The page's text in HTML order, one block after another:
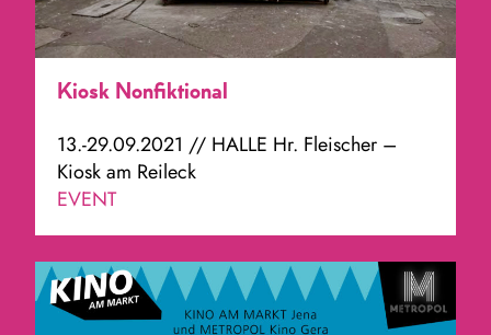
Kiosk Nonfiktional
13.-29.09.2021 // HALLE Hr. Fleischer –
Kiosk am Reileck
EVENT